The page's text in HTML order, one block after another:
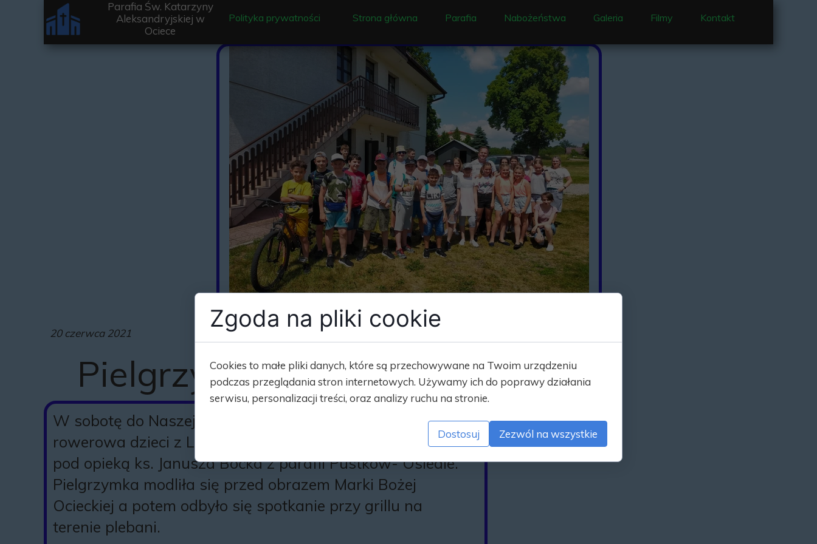
Parafia Św. Katarzyny
Aleksandryjskiej w
Ociece
Polityka prywatności Strona główna Parafia
Ogłoszenie
Duszpasterze
Proboszczowie pracujący w parafii
Historia parafii i wsi Ocieka
Dzwony w Ociece
Konserwacja obrazu Matki Bożej Ocieckiej
Historia Ochronki w Ociece
Historia kapliczki
Remont posadzki kościoła.
Standardy Ochrony Dzieci
Kapliczki i krzyże przydrożne w Parafii Ocieka
Historia Kościoła murowanego
Nabożeństwa
Liturgia i nabożeństwa
Intencje Nowennowe
Sakramenty
Rekolekcje
Galeria Filmy Kontakt
20 czerwca 2021
Pielgrzymka rowerowa
W sobotę do Naszej Parafii przybyła Pielgrzymka
rowerowa dzieci z Liturgicznej Służby Ołtarza oraz DSM,
pod opieką ks. Janusza Boćka z parafii Pustków- Osiedle.
Pielgrzymka modliła się przed obrazem Marki Bożej
Ocieckiej a potem odbyło się spotkanie przy grillu na
terenie plebani.
Zgoda na pliki cookie
Cookies to małe pliki danych, które są przechowywane na Twoim urządzeniu
podczas przeglądania stron internetowych. Używamy ich do poprawy działania
serwisu, personalizacji treści, oraz analizy ruchu na stronie.
Dostosuj Zezwól na wszystkie